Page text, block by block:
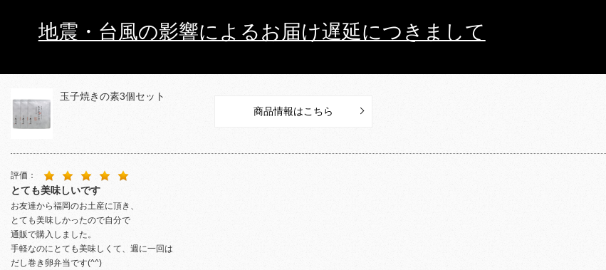
地震・台風の影響によるお届け遅延につきまして
玉子焼きの素3個セット
商品情報はこちら
評価：
とても美味しいです
お友達から福岡のお土産に頂き、
とても美味しかったので自分で
通販で購入しました。
手軽なのにとても美味しくて、週に一回は
だし巻き卵弁当です(^^)